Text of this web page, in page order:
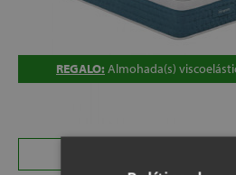
REGALO: Almohada(s)